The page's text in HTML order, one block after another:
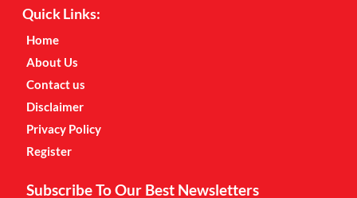
Quick Links:
Home
About Us
Contact us
Disclaimer
Privacy Policy
Register
Subscribe To Our Best Newsletters